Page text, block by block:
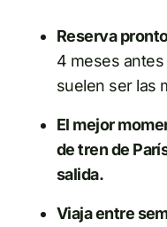
Reserva
4 meses antes
suelen ser las
El mejor
de tren de
salida.
Viaja entre